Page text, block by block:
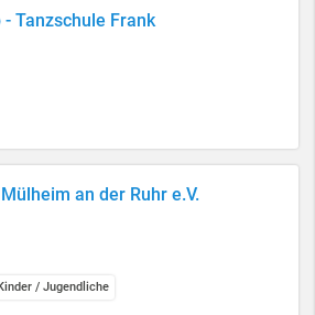
Tanzschule Frank
an der Ruhr e.V.
/ Jugendliche